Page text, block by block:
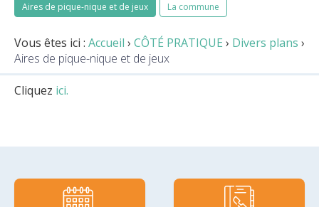
Aires de pique-nique et de jeux
La commune
Vous êtes ici : Accueil › CÔTÉ PRATIQUE › Divers plans ›
Aires de pique-nique et de jeux
Cliquez ici.